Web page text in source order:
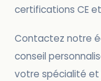
certifications CE
Contactez notre
conseil
votre spécialité